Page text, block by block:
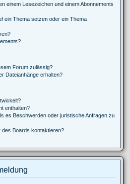
einem Lesezeichen und einem Abonnements
ein Thema setzen oder ein Thema
Forum zulässig?
Dateianhänge erhalten?
enthalten?
es Beschwerden oder juristische Anfragen zu
des Boards kontaktieren?